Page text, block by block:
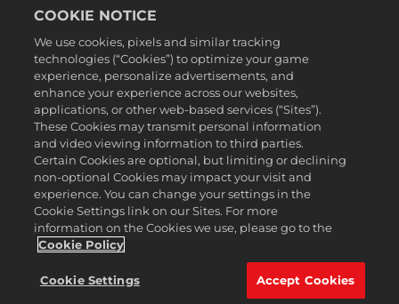
Aviso legal
Política de privacidad
Política de cookies
Atención al cliente
No vender ni compartir mi información personal
Order Lookup & Refunds
2K Ad Partners
©2016-2026 Take-Two Interactive Software Inc. 2K, Firaxis Games,
Civilization, and their respective logos are trademarks of Take-Two
Interactive Software, Inc. All rights reserved.
Todas las marcas comerciales son propiedad de sus respectivos
Español (México)
COOKIE NOTICE
We use cookies, pixels and similar tracking
technologies (“Cookies”) to optimize your game
experience, personalize advertisements, and
enhance your experience across our websites,
applications, or other web-based services (“Sites”).
These Cookies may transmit personal information
and video viewing information to third parties.
Certain Cookies are optional, but limiting or declining
non-optional Cookies may impact your visit and
experience. You can change your settings in the
Cookie Settings link on our Sites. For more
information on the Cookies we use, please go to the
Cookie Policy
Cookie Settings Accept Cookies